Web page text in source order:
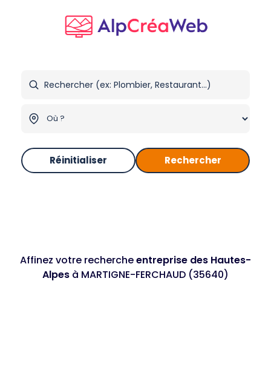
Réinitialiser Rechercher
Affinez votre rechercheentreprise des Hautes-
Alpes à MARTIGNE-FERCHAUD (35640)